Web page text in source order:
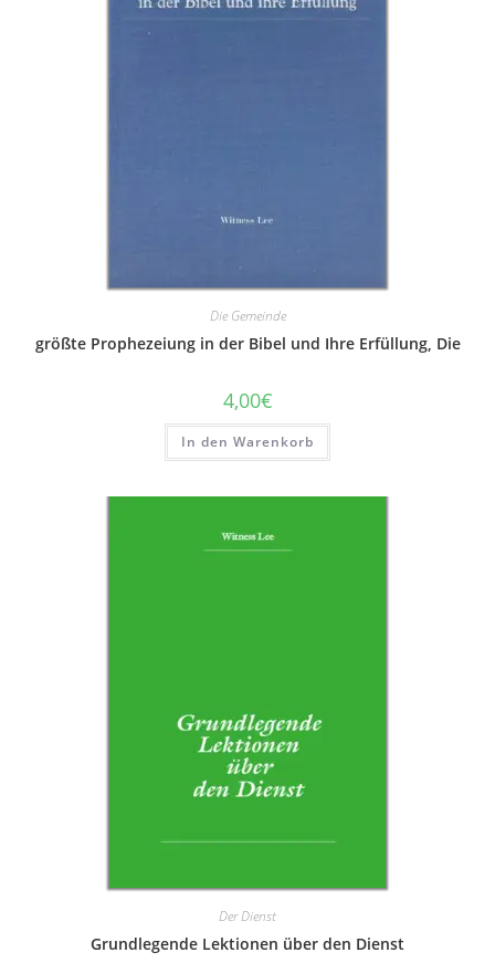
Die Gemeinde
größte Prophezeiung in der Bibel und Ihre Erfüllung, Die
4,00€
In den Warenkorb
Der Dienst
Grundlegende Lektionen über den Dienst